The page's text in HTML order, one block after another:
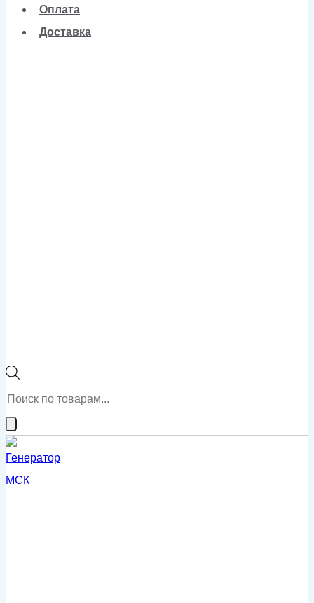
Оплата
Доставка
Поиск
товаров